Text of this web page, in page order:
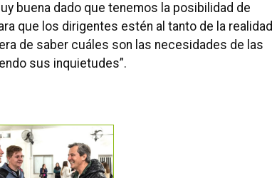
buena dado que tenemos la posibilidad de
que los dirigentes estén al tanto de la realidad
de saber cuáles son las necesidades de las
sus inquietudes”.